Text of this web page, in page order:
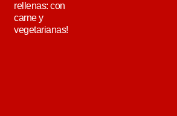
rellenas: con
carne y
vegetarianas!